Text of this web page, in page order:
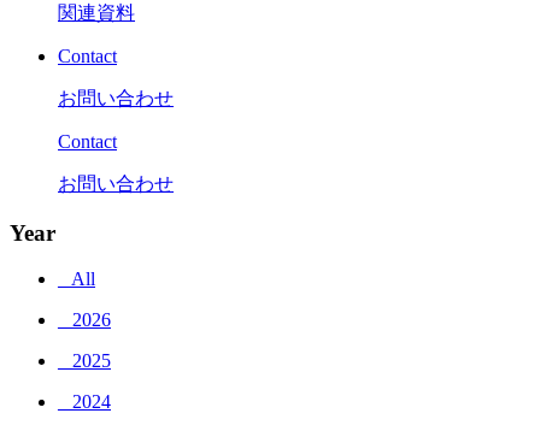
関連資料
Contact
お問い合わせ
Contact
お問い合わせ
Year
_ All
_ 2026
_ 2025
_ 2024